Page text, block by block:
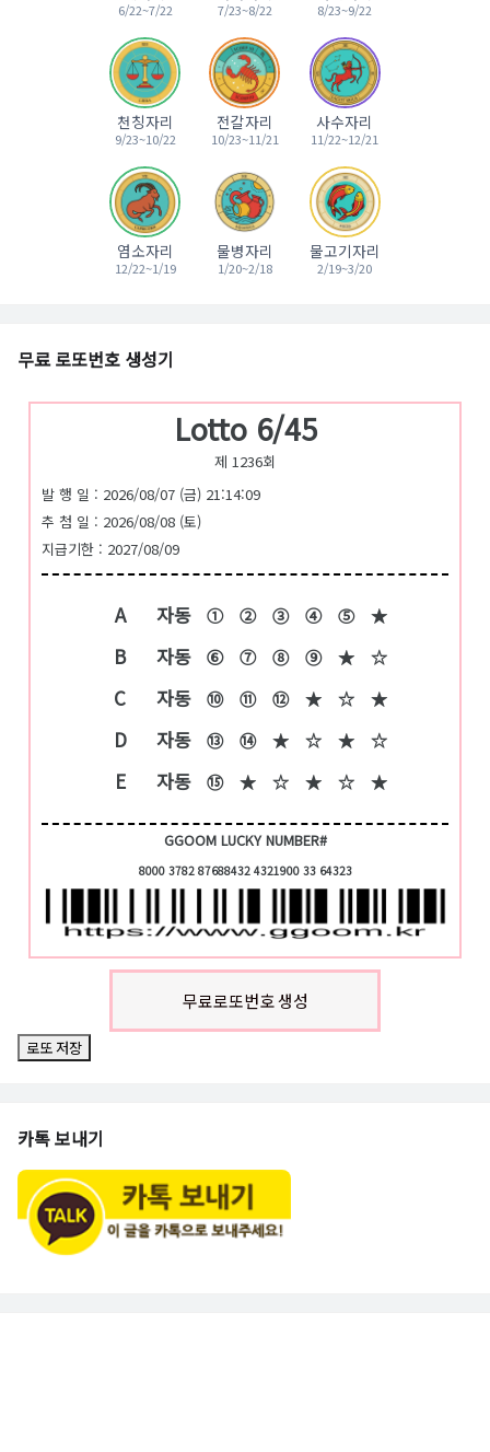
6/22~7/22 7/23~8/22 8/23~9/22
천칭자리
9/23~10/22
전갈자리
10/23~11/21
사수자리
11/22~12/21
염소자리
12/22~1/19
물병자리
1/20~2/18
물고기자리
2/19~3/20
무료 로또번호 생성기
Lotto 6/45
제 1236회
발 행 일 : 2026/08/07 (금) 21:14:09
추 첨 일 : 2026/08/08 (토)
지급기한 : 2027/08/09
A 자동 ① ② ③ ④ ⑤ ★
B 자동 ⑥ ⑦ ⑧ ⑨ ★ ☆
C 자동 ⑩ ⑪ ⑫ ★ ☆ ★
D 자동 ⑬ ⑭ ★ ☆ ★ ☆
E 자동 ⑮ ★ ☆ ★ ☆ ★
GGOOM LUCKY NUMBER#
8000 3782 87688432 4321900 33 64323
무료로또번호 생성
로또 저장
카톡 보내기